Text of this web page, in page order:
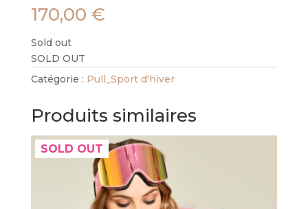
170,00 €
Sold out
SOLD OUT
Catégorie : Pull_Sport d'hiver
Produits similaires
SOLD OUT